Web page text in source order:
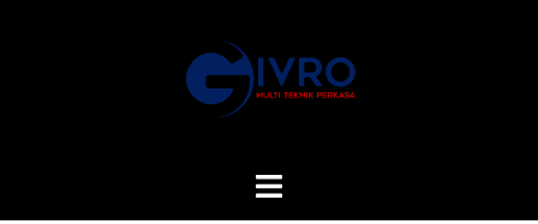
Toggle
menu